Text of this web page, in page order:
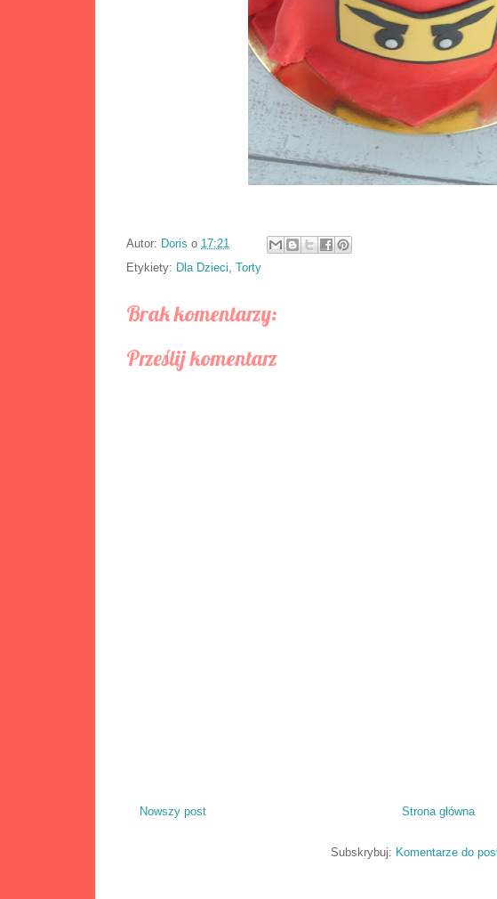
Autor: Doris o 17:21
Etykiety: Dla Dzieci, Torty
Brak komentarzy:
Prześlij komentarz
Nowszy post Strona główna
Subskrybuj: Komentarze do